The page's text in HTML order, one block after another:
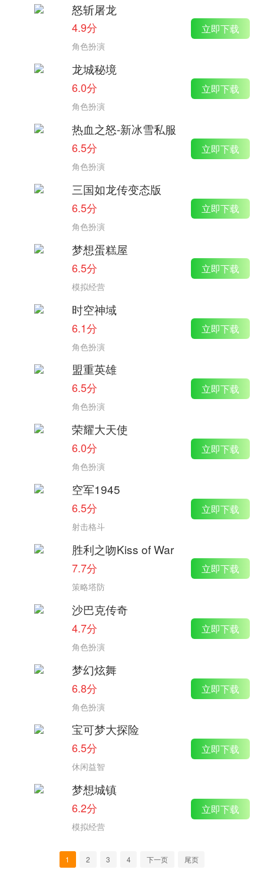
怒斩屠龙
4.9分
角色扮演
立即下载
龙城秘境
6.0分
角色扮演
立即下载
热血之怒-新冰雪私服
6.5分
角色扮演
立即下载
三国如龙传变态版
6.5分
角色扮演
立即下载
梦想蛋糕屋
6.5分
模拟经营
立即下载
时空神域
6.1分
角色扮演
立即下载
盟重英雄
6.5分
角色扮演
立即下载
荣耀大天使
6.0分
角色扮演
立即下载
空军1945
6.5分
射击格斗
立即下载
胜利之吻Kiss of War
7.7分
策略塔防
立即下载
沙巴克传奇
4.7分
角色扮演
立即下载
梦幻炫舞
6.8分
角色扮演
立即下载
宝可梦大探险
6.5分
休闲益智
立即下载
梦想城镇
6.2分
模拟经营
立即下载
1 2 3 4 下一页 尾页